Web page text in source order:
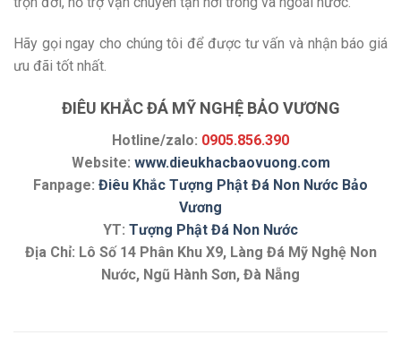
Hãy gọi ngay cho chúng tôi để được tư vấn và nhận báo giá
ưu đãi tốt nhất.
ĐIÊU KHẮC ĐÁ MỸ NGHỆ BẢO VƯƠNG
Hotline/zalo: 0905.856.390
Website: www.dieukhacbaovuong.com
Fanpage: Điêu Khắc Tượng Phật Đá Non Nước Bảo
Vương
YT: Tượng Phật Đá Non Nước
Địa Chỉ: Lô Số 14 Phân Khu X9, Làng Đá Mỹ Nghệ Non
Nước, Ngũ Hành Sơn, Đà Nẵng